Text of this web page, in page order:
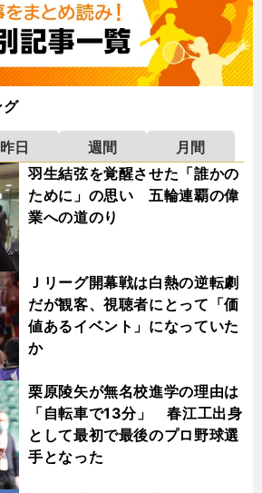
グ
昨日 週間
月間
羽生結弦を覚醒させた「誰かの
ために」の思い 五輪連覇の偉
業への道のり
Ｊリーグ開幕戦は白熱の逆転劇
だが観客、視聴者にとって「価
値あるイベント」になっていた
か
栗原陵矢が無名校進学の理由は
「自転車で13分」 春江工出身
として最初で最後のプロ野球選
手となった